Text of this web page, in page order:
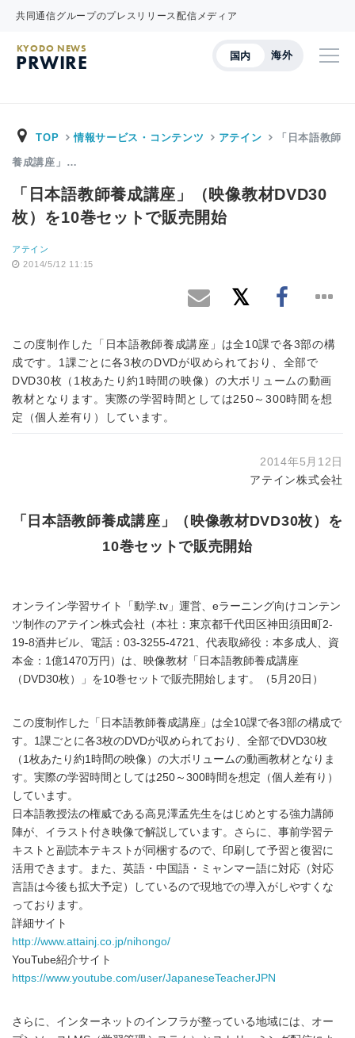
共同通信グループのプレスリリース配信メディア
国内 海外
KYODO NEWS
PRWIRE
TOP 情報サービス・コンテンツ アテイン 「日本語教師
養成講座」…
「日本語教師養成講座」（映像教材DVD30
枚）を10巻セットで販売開始
アテイン
2014/5/12 11:15
この度制作した「日本語教師養成講座」は全10課で各3部の構
成です。1課ごとに各3枚のDVDが収められており、全部で
DVD30枚（1枚あたり約1時間の映像）の大ボリュームの動画
教材となります。実際の学習時間としては250～300時間を想
定（個人差有り）しています。
2014年5月12日
アテイン株式会社
「日本語教師養成講座」（映像教材DVD30枚）を
10巻セットで販売開始
オンライン学習サイト「動学.tv」運営、eラーニング向けコンテン
ツ制作のアテイン株式会社（本社：東京都千代田区神田須田町2-
19-8酒井ビル、電話：03-3255-4721、代表取締役：本多成人、資
本金：1億1470万円）は、映像教材「日本語教師養成講座
（DVD30枚）」を10巻セットで販売開始します。（5月20日）
この度制作した「日本語教師養成講座」は全10課で各3部の構成で
す。1課ごとに各3枚のDVDが収められており、全部でDVD30枚
（1枚あたり約1時間の映像）の大ボリュームの動画教材となりま
す。実際の学習時間としては250～300時間を想定（個人差有り）
しています。
日本語教授法の権威である高見澤孟先生をはじめとする強力講師
陣が、イラスト付き映像で解説しています。さらに、事前学習テ
キストと副読本テキストが同梱するので、印刷して予習と復習に
活用できます。また、英語・中国語・ミャンマー語に対応（対応
言語は今後も拡大予定）しているので現地での導入がしやすくな
っております。
詳細サイト
http://www.attainj.co.jp/nihongo/
YouTube紹介サイト
https://www.youtube.com/user/JapaneseTeacherJPN
さらに、インターネットのインフラが整っている地域には、オー